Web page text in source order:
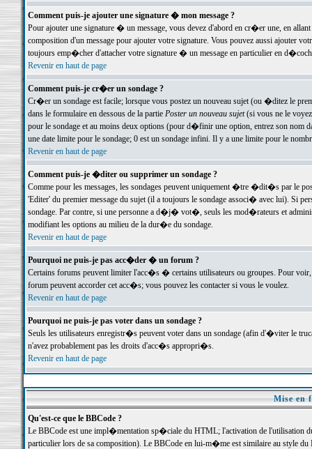
Comment puis-je ajouter une signature � mon message ?
Pour ajouter une signature � un message, vous devez d'abord en cr�er une, en
composition d'un message pour ajouter votre signature. Vous pouvez aussi ajouter
toujours emp�cher d'attacher votre signature � un message en particulier en
Revenir en haut de page
Comment puis-je cr�er un sondage ?
Cr�er un sondage est facile; lorsque vous postez un nouveau sujet (ou �ditez le
dans le formulaire en dessous de la partie Poster un nouveau sujet(si vous ne le voyez
pour le sondage et au moins deux options (pour d�finir une option, entrez son nom
une date limite pour le sondage; 0 est un sondage infini. Il y a une limite pour le
Revenir en haut de page
Comment puis-je �diter ou supprimer un sondage ?
Comme pour les messages, les sondages peuvent uniquement �tre �dit�s par le
'Editer' du premier message du sujet (il a toujours le sondage associ� avec lui). Si
sondage. Par contre, si une personne a d�j� vot�, seuls les mod�rateurs et
modifiant les options au milieu de la dur�e du sondage.
Revenir en haut de page
Pourquoi ne puis-je pas acc�der � un forum ?
Certains forums peuvent limiter l'acc�s � certains utilisateurs ou groupes. Pour
forum peuvent accorder cet acc�s; vous pouvez les contacter si vous le voulez.
Revenir en haut de page
Pourquoi ne puis-je pas voter dans un sondage ?
Seuls les utilisateurs enregistr�s peuvent voter dans un sondage (afin d'�viter le
n'avez probablement pas les droits d'acc�s appropri�s.
Revenir en haut de page
Mise en
Qu'est-ce que le BBCode ?
Le BBCode est une impl�mentation sp�ciale du HTML; l'activation de l'utilisation
particulier lors de sa composition). Le BBCode en lui-m�me est similaire au style